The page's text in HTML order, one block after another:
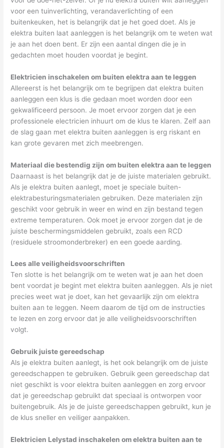
voor een tuinverlichting, verandaverlichting of een
buitenkeuken, het is belangrijk dat je het goed doet. Als je
elektra buiten laat aanleggen is het belangrijk om te weten wat
je aan het doen bent. Er zijn een aantal dingen die je in
gedachten moet houden voordat je begint.
Elektricien inschakelen om buiten elektra aan te leggen
Allereerst is het belangrijk om te begrijpen dat elektra buiten
aanleggen een klus is die gedaan moet worden door een
gekwalificeerd persoon. Je moet ervoor zorgen dat je een
professionele electricien inhuurt om de klus te klaren. Zelf aan
de slag gaan met elektra buiten aanleggen is erg riskant en
kan grote gevaren met zich meebrengen.
Materiaal die bestendig zijn om buiten elektra aan te leggen
Daarnaast is het belangrijk dat je de juiste materialen gebruikt.
Als je elektra buiten aanlegt, moet je speciale buiten-
elektrabesturingsmaterialen gebruiken. Deze materialen zijn
geschikt voor gebruik in weer en wind en zijn bestand tegen
extreme temperaturen. Ook moet je ervoor zorgen dat je de
juiste beschermingsmiddelen gebruikt, zoals een RCD
(residuele stroomonderbreker) en een goede aarding.
Lees alle veiligheidsvoorschriften
Ten slotte is het belangrijk om te weten wat je aan het doen
bent voordat je begint met elektra buiten aanleggen. Als je niet
precies weet wat je doet, kan het gevaarlijk zijn om elektra
buiten aan te leggen. Neem daarom de tijd om de instructies
te lezen en zorg ervoor dat je alle veiligheidsvoorschriften
volgt.
Gebruik juiste gereedschap
Als je elektra buiten aanlegt, is het ook belangrijk om de juiste
gereedschappen te gebruiken. Gebruik geen gereedschap dat
niet geschikt is voor elektra buiten aanleggen en zorg ervoor
dat je gereedschap gebruikt dat speciaal is ontworpen voor
buitengebruik. Als je de juiste gereedschappen gebruikt, kun je
de klus sneller en veiliger aanpakken.
Elektricien Lelystad inschakelen om elektra buiten aan te